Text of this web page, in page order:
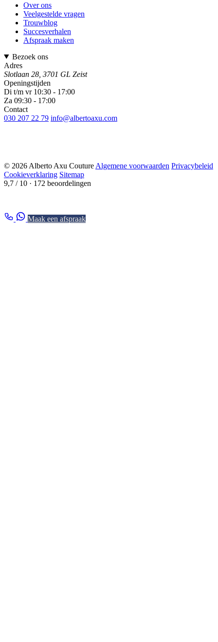
Over ons
Veelgestelde vragen
Trouwblog
Succesverhalen
Afspraak maken
Bezoek ons
Adres
Slotlaan 28, 3701 GL Zeist
Openingstijden
Di t/m vr 10:30 - 17:00
Za 09:30 - 17:00
Contact
030 207 22 79 info@albertoaxu.com
© 2026 Alberto Axu Couture Algemene voorwaarden Privacybeleid
Cookieverklaring Sitemap
9,7 / 10 · 172 beoordelingen
Maak een afspraak